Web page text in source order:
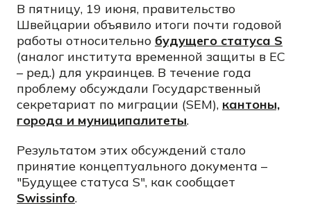
В пятницу, 19 июня, правительство
Швейцарии объявило итоги почти годовой
работы относительно будущего статуса S
(аналог института временной защиты в ЕС
– ред.) для украинцев. В течение года
проблему обсуждали Государственный
секретариат по миграции (SEM), кантоны,
города и муниципалитеты.
Результатом этих обсуждений стало
принятие концептуального документа –
"Будущее статуса S", как сообщает
Swissinfo.